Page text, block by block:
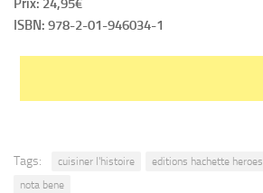
Prix: 24,95€
ISBN: 978-2-01-946034-1
Tags: cuisiner l'histoire editions hachette heroes
nota bene